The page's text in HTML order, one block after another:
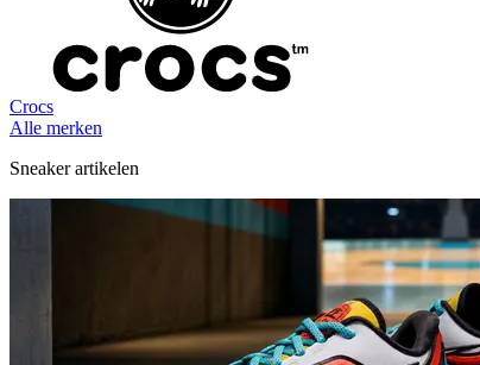
Crocs
Alle merken
Sneaker artikelen